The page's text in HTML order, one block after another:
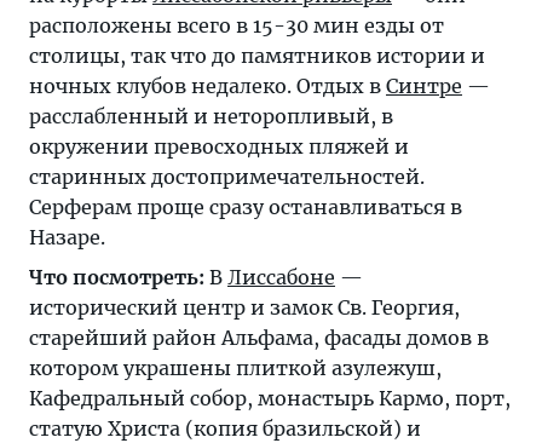
расположены всего в 15-30 мин езды от
столицы, так что до памятников истории и
ночных клубов недалеко. Отдых в Синтре —
расслабленный и неторопливый, в
окружении превосходных пляжей и
старинных достопримечательностей.
Серферам проще сразу останавливаться в
Назаре.
Что посмотреть: В Лиссабоне —
исторический центр и замок Св. Георгия,
старейший район Альфама, фасады домов в
котором украшены плиткой азулежуш,
Кафедральный собор, монастырь Кармо, порт,
статую Христа (копия бразильской) и